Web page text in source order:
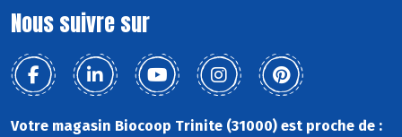
Nous suivre sur
Votre magasin Biocoop Trinite (31000) est proche de :